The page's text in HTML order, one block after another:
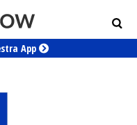
App